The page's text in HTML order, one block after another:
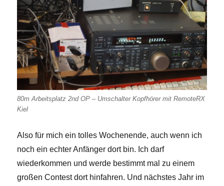
80m Arbeitsplatz 2nd OP – Umschalter Kopfhörer mit RemoteRX
Kiel
Also für mich ein tolles Wochenende, auch wenn ich
noch ein echter Anfänger dort bin. Ich darf
wiederkommen und werde bestimmt mal zu einem
großen Contest dort hinfahren. Und nächstes Jahr im